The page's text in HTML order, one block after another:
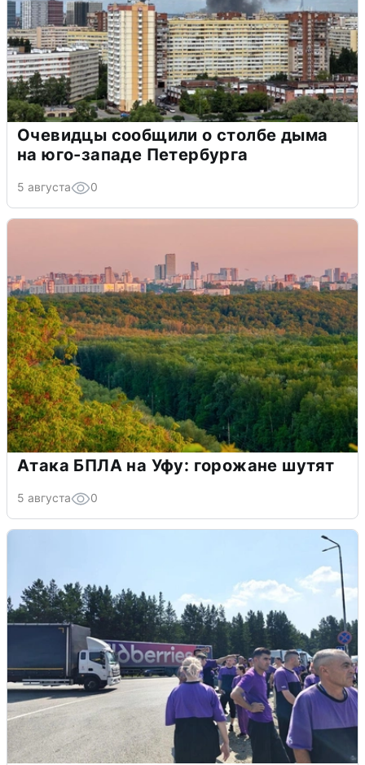
Очевидцы сообщили о столбе дыма
на юго-западе Петербурга
5 августа 0
Атака БПЛА на Уфу: горожане шутят
5 августа 0